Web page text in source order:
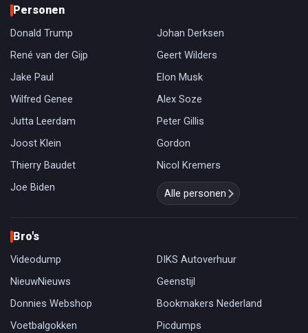
Personen
Donald Trump
Johan Derksen
René van der Gijp
Geert Wilders
Jake Paul
Elon Musk
Wilfred Genee
Alex Soze
Jutta Leerdam
Peter Gillis
Joost Klein
Gordon
Thierry Baudet
Nicol Kremers
Joe Biden
Alle personen
Bro's
Videodump
DIKS Autoverhuur
NieuwNieuws
Geenstijl
Donnies Webshop
Bookmakers Nederland
Voetbalgokken
Picdumps